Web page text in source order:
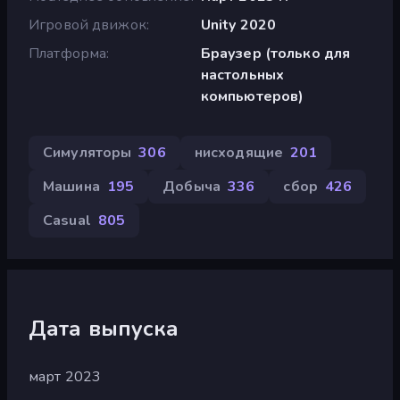
Игровой движок
Unity 2020
Платформа
Браузер (только для
настольных
компьютеров)
Симуляторы 306 нисходящие 201
Машина 195 Добыча 336 сбор 426
Casual 805
Дата выпуска
март 2023